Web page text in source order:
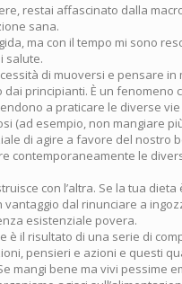
restai affascinato dalla
sana.
ma con il tempo mi sono
salute.
di muoversi e pensare in
principianti. È un fenomeno
a praticare le diverse vie
(ad esempio, non mangiare
di agire a favore del nostro
contemporaneamente le
con l’altra. Se la tua
dal rinunciare a
esistenziale povera.
è il risultato di una serie di
pensieri e azioni e questi
mangi bene ma vivi pessime